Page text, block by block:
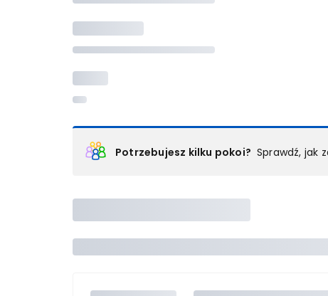
Potrzebujesz kilku pokoi? Sprawdź, jak
Wybierz jedną z ofert z listy i zarezerwuj ją. Zrób
lubskontaktuj się z nami,by złożyć zamówienie u
Maksymalna liczba uczestników